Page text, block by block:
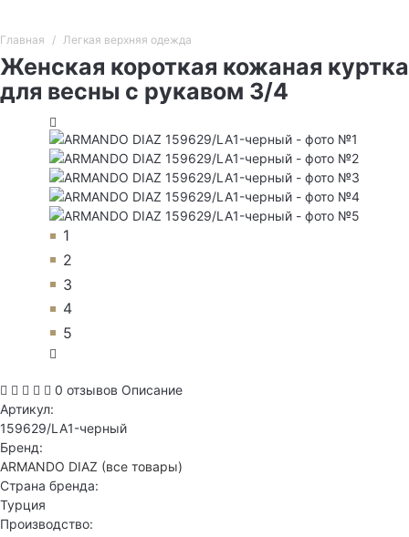
Главная Легкая верхняя одежда
Женская короткая кожаная куртка
для весны с рукавом 3/4
1
2
3
4
5
0 отзывов Описание
Артикул:
159629/LA1-черный
Бренд:
ARMANDO DIAZ (все товары)
Страна бренда:
Турция
Производство: